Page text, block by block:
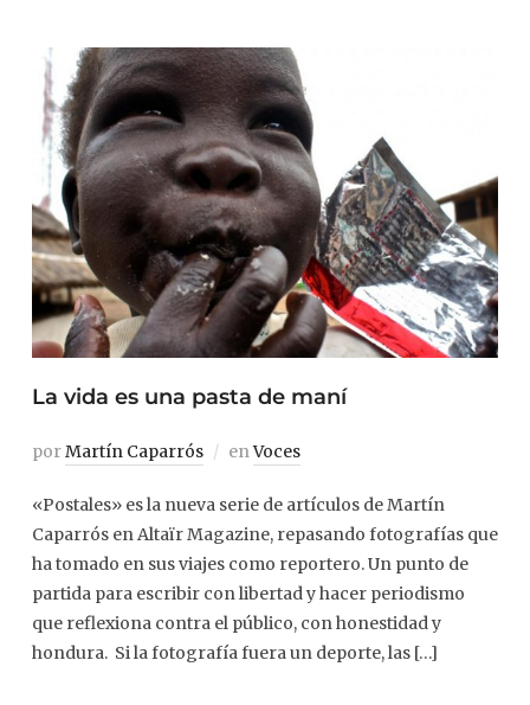
La vida es una pasta de maní
porMartín Caparrós enVoces
«Postales» es la nueva serie de artículos de Martín
Caparrós en Altaïr Magazine, repasando fotografías que
ha tomado en sus viajes como reportero. Un punto de
partida para escribir con libertad y hacer periodismo
que reflexiona contra el público, con honestidad y
hondura. Si la fotografía fuera un deporte, las […]